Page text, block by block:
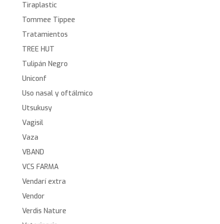
Tiraplastic
Tommee Tippee
Tratamientos
TREE HUT
Tulipán Negro
Uniconf
Uso nasal y oftálmico
Utsukusy
Vagisil
Vaza
VBAND
VCS FARMA
Vendarí extra
Vendor
Verdis Nature